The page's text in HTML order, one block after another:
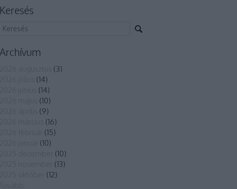
Keresés
Archívum
(3)
(14)
(14)
(10)
(9)
(16)
(15)
(10)
(10)
(13)
(12)